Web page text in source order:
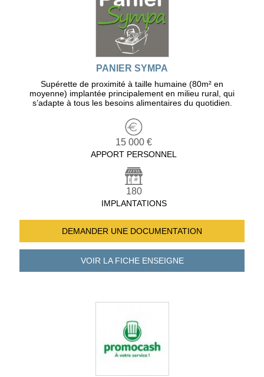
PANIER SYMPA
Supérette de proximité à taille humaine (80m² en
moyenne) implantée principalement en milieu rural, qui
s’adapte à tous les besoins alimentaires du quotidien.
15 000 €
APPORT PERSONNEL
180
IMPLANTATIONS
DEMANDER UNE DOCUMENTATION
VOIR LA FICHEENSEIGNE